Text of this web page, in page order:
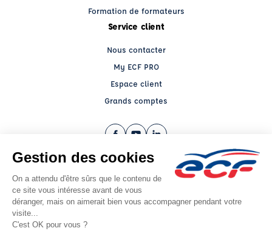
Formation de formateurs
Service client
Nous contacter
My ECF PRO
Espace client
Grands comptes
CGV
Mentions légales